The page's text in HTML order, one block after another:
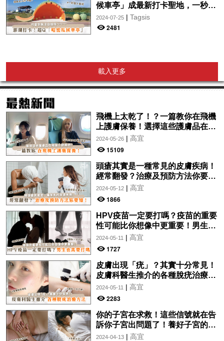
候車亭」成最新打卡聖地，一秒走
入童話故事中♡
2024-07-25| Tagsis
2481
載入更多
飛機上太乾了！？一篇教你在飛機
上護膚保養！選擇這些護膚品在飛
機上使用吧！
2024-05-26| 高宜
15109
頭瘡其實是一種常見的皮膚疾病！
經常翻發？治療及預防方法你要
知！
2024-05-12| 高宜
1866
HPV疫苗一定要打嗎？疫苗的重要
性可能比你想像中更重要！男生也
需要打嗎？
2024-05-11 | 高宜
1727
皮膚出現「疣」？其實十分常見！
皮膚科醫生推介的各種脫疣治療方
法分析！讓你一文了解~
2024-05-11 | 高宜
2283
你的子宮在求救！這些信號就在告
訴你子宮出問題了！養好子宮的方
法，女生們都要知道！
2024-04-13| 高宜